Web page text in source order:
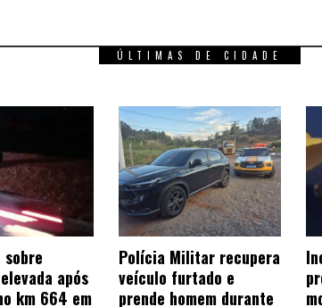
ÚLTIMAS DE CIDADE
após
km 664 em
Polícia Militar recupera
veículo furtado e
prende homem durante